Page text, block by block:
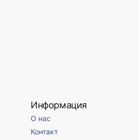
Информация
О нас
Контакт